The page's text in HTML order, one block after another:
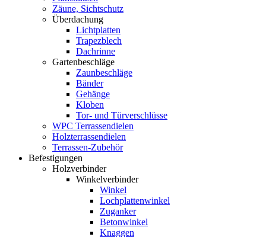
Zäune, Sichtschutz
Überdachung
Lichtplatten
Trapezblech
Dachrinne
Gartenbeschläge
Zaunbeschläge
Bänder
Gehänge
Kloben
Tor- und Türverschlüsse
WPC Terrassendielen
Holzterrassendielen
Terrassen-Zubehör
Befestigungen
Holzverbinder
Winkelverbinder
Winkel
Lochplattenwinkel
Zuganker
Betonwinkel
Knaggen